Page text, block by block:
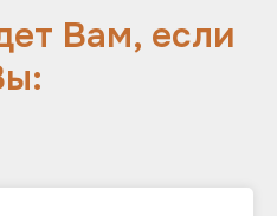
Вам, если